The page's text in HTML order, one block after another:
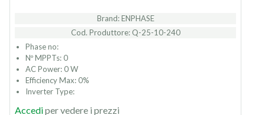
Brand: ENPHASE
Cod. Produttore: Q-25-10-240
Phase no:
Nº MPPTs: 0
AC Power: 0 W
Efficiency Max: 0%
Inverter Type:
Accediper vedere i prezzi